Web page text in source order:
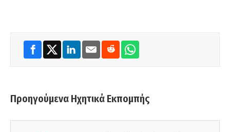
Προηγούμενα Ηχητικά Εκπομπής